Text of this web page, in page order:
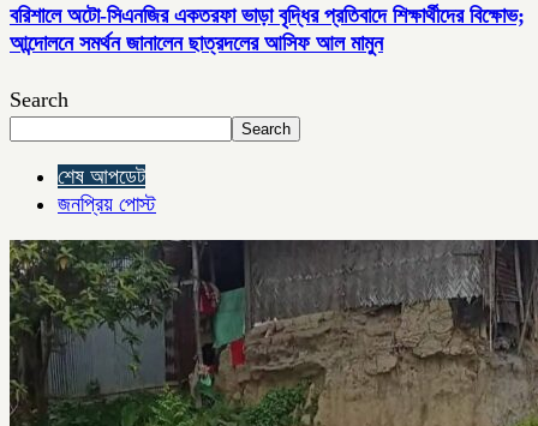
বরিশালে অটো-সিএনজির একতরফা ভাড়া বৃদ্ধির প্রতিবাদে শিক্ষার্থীদের বিক্ষোভ;
আন্দোলনে সমর্থন জানালেন ছাত্রদলের আসিফ আল মামুন
Search
Search
শেষ আপডেট
জনপ্রিয় পোস্ট